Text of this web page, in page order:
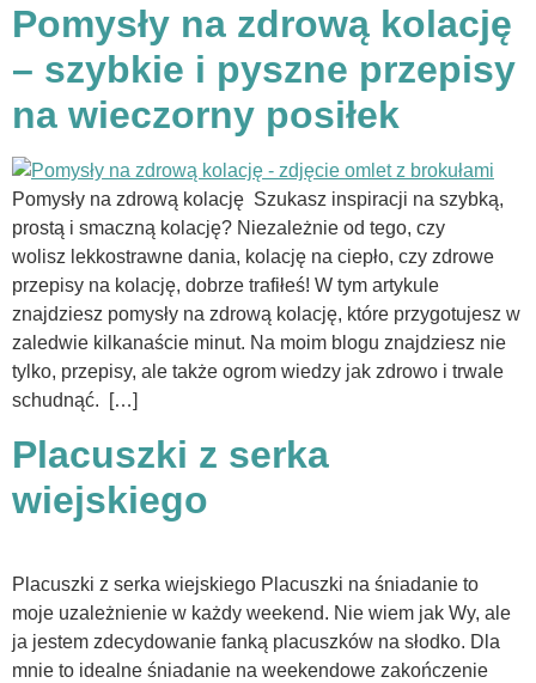
Pomysły na zdrową kolację
– szybkie i pyszne przepisy
na wieczorny posiłek
Pomysły na zdrową kolację Szukasz inspiracji na szybką,
prostą i smaczną kolację? Niezależnie od tego, czy
wolisz lekkostrawne dania, kolację na ciepło, czy zdrowe
przepisy na kolację, dobrze trafiłeś! W tym artykule
znajdziesz pomysły na zdrową kolację, które przygotujesz w
zaledwie kilkanaście minut. Na moim blogu znajdziesz nie
tylko, przepisy, ale także ogrom wiedzy jak zdrowo i trwale
schudnąć. […]
Placuszki z serka
wiejskiego
Placuszki z serka wiejskiego Placuszki na śniadanie to
moje uzależnienie w każdy weekend. Nie wiem jak Wy, ale
ja jestem zdecydowanie fanką placuszków na słodko. Dla
mnie to idealne śniadanie na weekendowe zakończenie